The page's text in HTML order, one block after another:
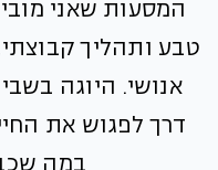
המסעות שאני
טבע ותהליך
אנושי. היוגה
דרך לפגוש את